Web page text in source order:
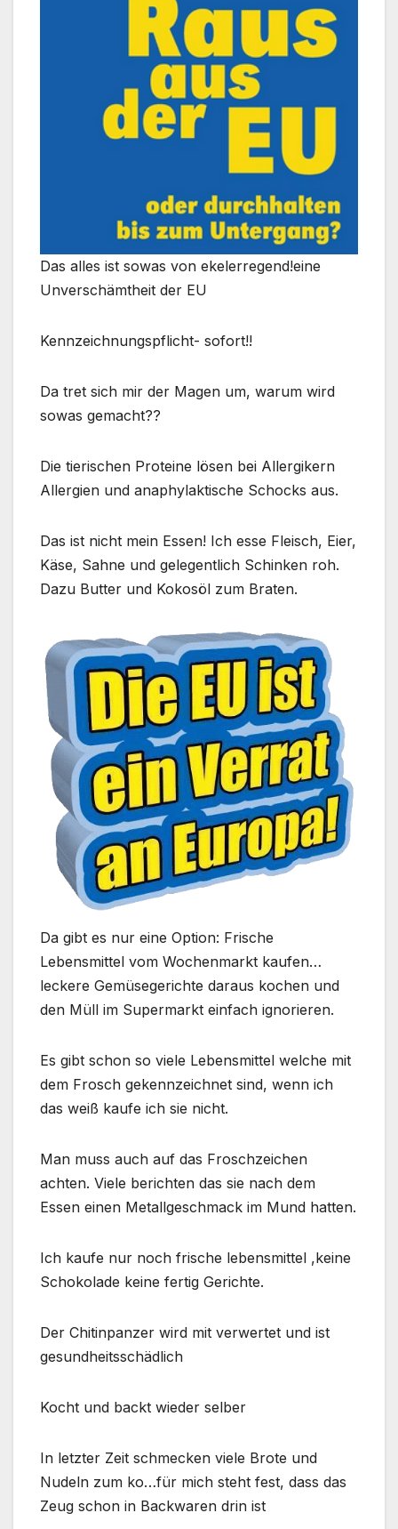
Das alles ist sowas von ekelerregend!eine
Unverschämtheit der EU
Kennzeichnungspflicht- sofort!!
Da tret sich mir der Magen um, warum wird
sowas gemacht??
Die tierischen Proteine lösen bei Allergikern
Allergien und anaphylaktische Schocks aus.
Das ist nicht mein Essen! Ich esse Fleisch, Eier,
Käse, Sahne und gelegentlich Schinken roh.
Dazu Butter und Kokosöl zum Braten.
Da gibt es nur eine Option: Frische
Lebensmittel vom Wochenmarkt kaufen…
leckere Gemüsegerichte daraus kochen und
den Müll im Supermarkt einfach ignorieren.
Es gibt schon so viele Lebensmittel welche mit
dem Frosch gekennzeichnet sind, wenn ich
das weiß kaufe ich sie nicht.
Man muss auch auf das Froschzeichen
achten. Viele berichten das sie nach dem
Essen einen Metallgeschmack im Mund hatten.
Ich kaufe nur noch frische lebensmittel ,keine
Schokolade keine fertig Gerichte.
Der Chitinpanzer wird mit verwertet und ist
gesundheitsschädlich
Kocht und backt wieder selber
In letzter Zeit schmecken viele Brote und
Nudeln zum ko…für mich steht fest, dass das
Zeug schon in Backwaren drin ist